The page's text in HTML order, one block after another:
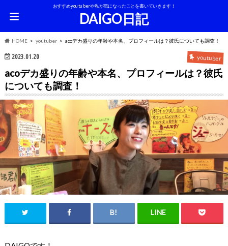
おすすめyoutuberや私が気になったことを書いていきます！
DAIGO日記
HOME youtuber acoデカ盛りの年齢や本名、プロフィールは？彼氏についても調査！
2023.01.20 youtuber
acoデカ盛りの年齢や本名、プロフィールは？彼氏
についても調査！